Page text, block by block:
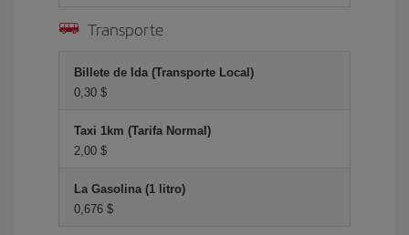
Transporte
Billete de Ida (Transporte Local)
0,30 $
Taxi 1km (Tarifa Normal)
2,00 $
La Gasolina (1 litro)
0,676 $